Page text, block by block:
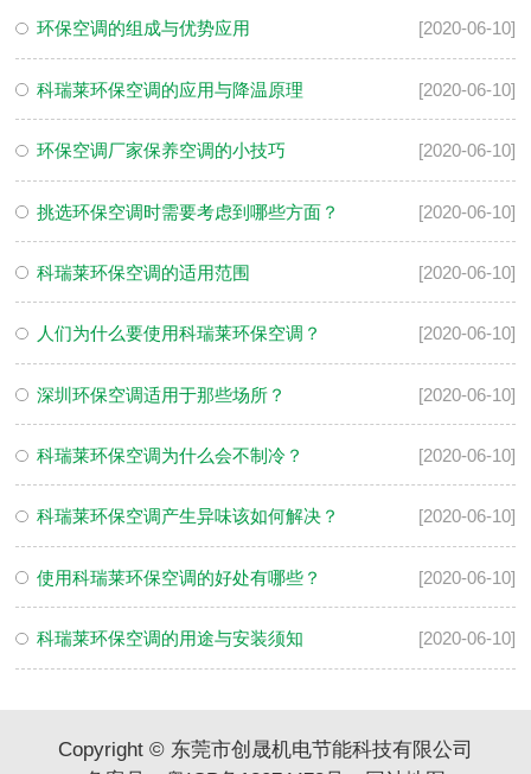
环保空调的组成与优势应用 [2020-06-10]
科瑞莱环保空调的应用与降温原理 [2020-06-10]
环保空调厂家保养空调的小技巧 [2020-06-10]
挑选环保空调时需要考虑到哪些方面？ [2020-06-10]
科瑞莱环保空调的适用范围 [2020-06-10]
人们为什么要使用科瑞莱环保空调？ [2020-06-10]
深圳环保空调适用于那些场所？ [2020-06-10]
科瑞莱环保空调为什么会不制冷？ [2020-06-10]
科瑞莱环保空调产生异味该如何解决？ [2020-06-10]
使用科瑞莱环保空调的好处有哪些？ [2020-06-10]
科瑞莱环保空调的用途与安装须知 [2020-06-10]
Copyright © 东莞市创晟机电节能科技有限公司